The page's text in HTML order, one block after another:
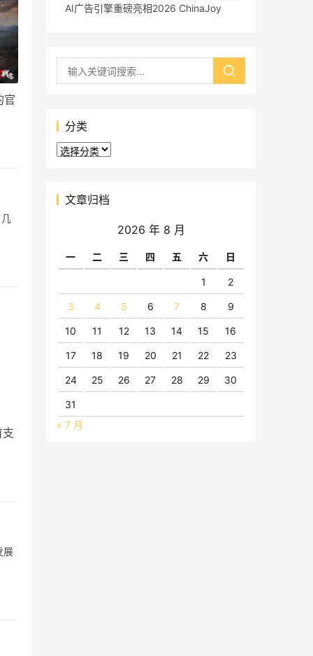
官
展
AI广告引擎重磅亮相2026 ChinaJoy
分类
分
文章归档
2026 年 8 月
一 二 三 四 五 六 日
1 2
3 4 5 6 7 8 9
10 11 12 13 14 15 16
17 18 19 20 21 22 23
24 25 26 27 28 29 30
31
« 7 月